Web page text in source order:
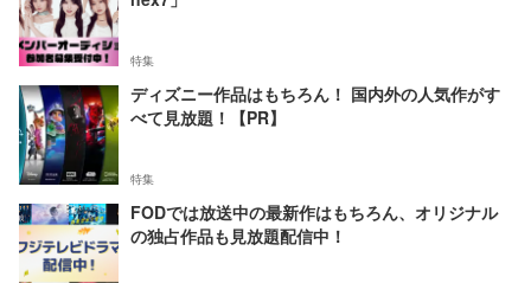
特集
ディズニー作品はもちろん！ 国内外の人気作がす
べて見放題！【PR】
特集
FODでは放送中の最新作はもちろん、オリジナル
の独占作品も見放題配信中！